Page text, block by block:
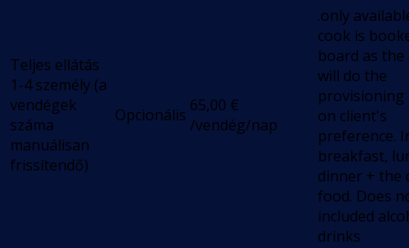
Teljes ellátás
1-4 személy (a
vendégek
száma
manuálisan
frissítendő)
Opcionális 65,00 €
/vendég/nap
.only
cook is
board as the
will do the
provisioning
on client's
preference.
breakfast,
dinner + the
food. Does
included
drinks